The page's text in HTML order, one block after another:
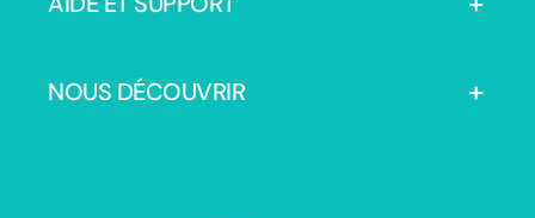
NOUS DÉCOUVRIR